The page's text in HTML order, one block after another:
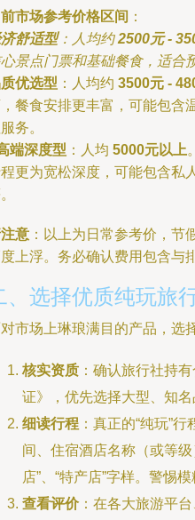
市场参考价格区间 ：
舒适型：人均约2500元 -
景点门票和基础餐食，适合
优选型 ：人均约 3500元 -
餐食安排更丰富，可能包含
务。
端深度型 ：人均 5000元以上
更为宽松深度，可能包含私
意 ：以上为日常参考价，节
上浮。务必确认费用包含与
、选择优质纯玩旅
市场上琳琅满目的产品，选
核实资质 ：确认旅行社持
证》，优先选择大型、知名
细读行程 ：真正的“纯玩”
间、住宿酒店名称（或等
店”、“特产店”字样。警惕模
查看评价：在各大旅游平